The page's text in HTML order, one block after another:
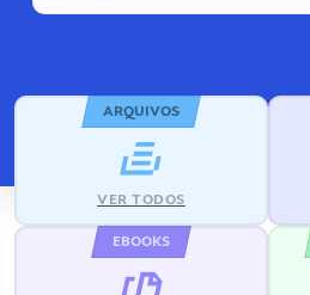
ARQUIVOS
VER TODOS
EBOOKS